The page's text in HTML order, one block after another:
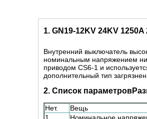
1. GN19-12KV 24KV
Внутренний выключатель
номинальным напряжением
приводом CS6-1 и
дополнительный тип
2. Список параметров
Нет. Вещь